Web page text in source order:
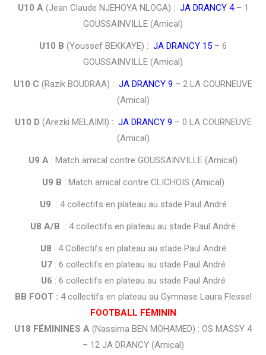
U10 A(Jean Claude NJEHOYA NLOGA) : JA DRANCY 4– 1
GOUSSAINVILLE (Amical)
U10 B (Youssef BEKKAYE) : JA DRANCY 15 – 6
GOUSSAINVILLE (Amical)
U10 C (Razik BOUDRAA) : JA DRANCY 9 – 2 LA COURNEUVE
(Amical)
U10 D (Arezki MELAIMI) : JA DRANCY 9 – 0 LA COURNEUVE
(Amical)
U9 A : Match amical contre GOUSSAINVILLE (Amical)
U9 B : Match amical contre CLICHOIS (Amical)
U9 : 4 collectifs en plateau au stade Paul André
U8 A/B : 4 collectifs en plateau au stade Paul André
U8 : 4 Collectifs en plateau au stade Paul André
U7 : 6 collectifs en plateau au stade Paul André
U6 : 6 collectifs en plateau au stade Paul André
BB FOOT : 4 collectifs en plateau au Gymnase Laura Flessel
FOOTBALL FÉMININ
U18 FÉMININES A (Nassima BEN MOHAMED) : OS MASSY 4
– 12 JA DRANCY (Amical)